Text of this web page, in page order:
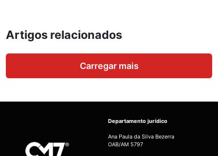
Artigos relacionados
Carregar mais
Departamento jurídico
Ana Paula da Silva Bezerra
OAB/AM 5797